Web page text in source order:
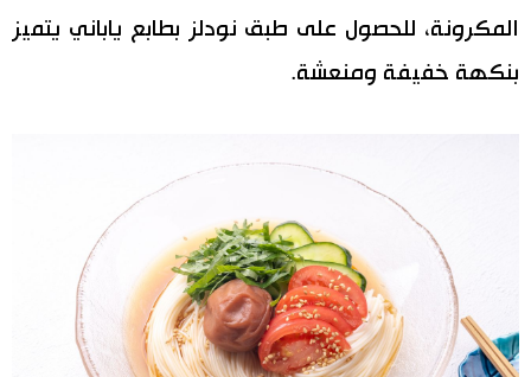
المكرونة، للحصول على طبق نودلز بطابع ياباني يتميز
بنكهة خفيفة ومنعشة.